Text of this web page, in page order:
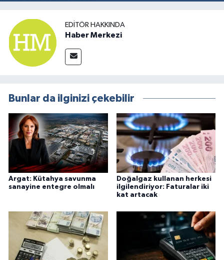
EDITÖR HAKKINDA
Haber Merkezi
Bunlar da ilginizi çekebilir
Argat: Kütahya savunma
sanayine entegre olmalı
Doğalgaz kullanan herkesi
ilgilendiriyor: Faturalar iki
kat artacak